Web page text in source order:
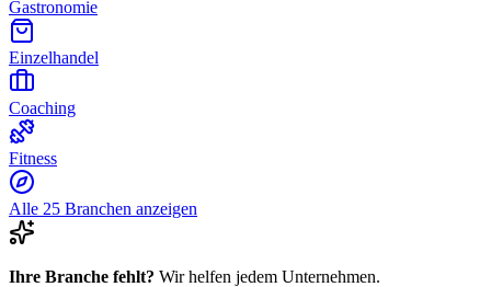
Gastronomie
Einzelhandel
Coaching
Fitness
Alle 25 Branchen anzeigen
Ihre Branche fehlt? Wir helfen jedem Unternehmen.